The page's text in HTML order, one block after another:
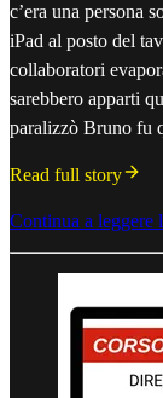
c’era una persona
iPad al posto del
collaboratori
sarebbero apparti
paralizzò Bruno fu
Read full story
Continua a leggere